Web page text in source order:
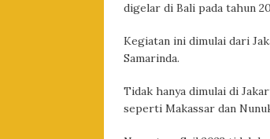
digelar di Bali pada tahun
Kegiatan ini dimulai dari
Samarinda.
Tidak hanya dimulai di
seperti Makassar dan